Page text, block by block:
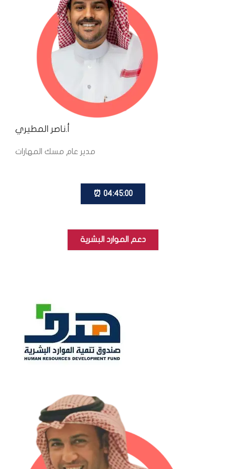
أ.ناصر المطيري
مدير عام مسك المهارات
04:45:00 ⏰
دعم الموارد البشرية